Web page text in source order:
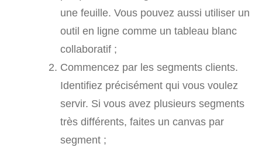
une feuille. Vous pouvez aussi utiliser un
outil en ligne comme un tableau blanc
collaboratif ;
Commencez par les segments clients.
Identifiez précisément qui vous voulez
servir. Si vous avez plusieurs segments
très différents, faites un canvas par
segment ;